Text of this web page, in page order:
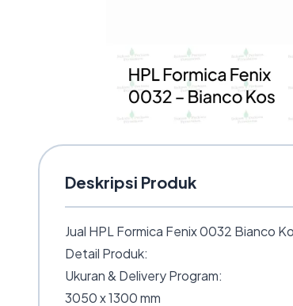
Deskripsi Produk
Jual HPL Formica Fenix 0032 Bianco
Detail Produk:
Ukuran & Delivery Program:
3050 x 1300 mm